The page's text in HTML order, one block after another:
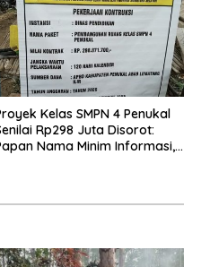
Kelas SMPN 4 Penukal
Rp298 Juta Disorot:
Nama Minim Informasi,